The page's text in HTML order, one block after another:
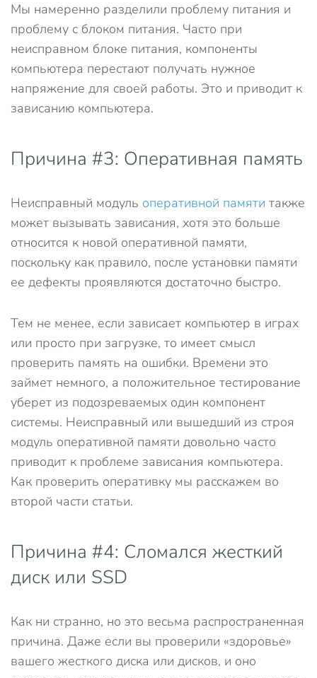
Мы намеренно разделили проблему питания и
проблему с блоком питания. Часто при
неисправном блоке питания, компоненты
компьютера перестают получать нужное
напряжение для своей работы. Это и приводит к
зависанию компьютера.
Причина #3: Оперативная память
Неисправный модуль оперативной памяти также
может вызывать зависания, хотя это больше
относится к новой оперативной памяти,
поскольку как правило, после установки памяти
ее дефекты проявляются достаточно быстро.
Тем не менее, если зависает компьютер в играх
или просто при загрузке, то имеет смысл
проверить память на ошибки. Времени это
займет немного, а положительное тестирование
уберет из подозреваемых один компонент
системы. Неисправный или вышедший из строя
модуль оперативной памяти довольно часто
приводит к проблеме зависания компьютера.
Как проверить оперативку мы расскажем во
второй части статьи.
Причина #4: Сломался жесткий
диск или SSD
Как ни странно, но это весьма распространенная
причина. Даже если вы проверили «здоровье»
вашего жесткого диска или дисков, и оно